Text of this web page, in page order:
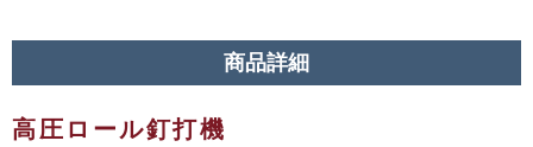
商品詳細
高圧ロール釘打機